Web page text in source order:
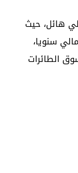
هائل، حيث
الإجمالي سنويا،
الطائرات